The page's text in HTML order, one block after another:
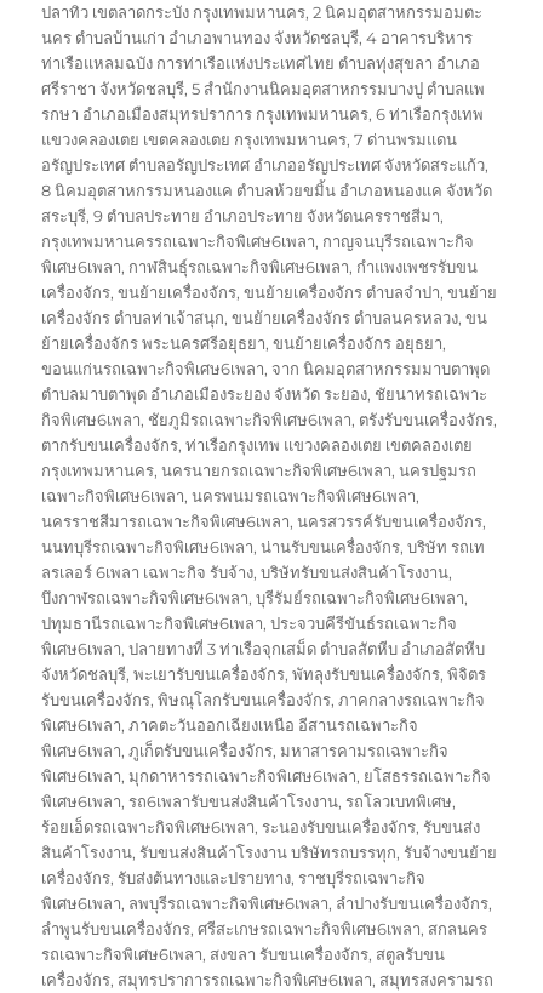
ปลาทิว เขตลาดกระบัง กรุงเทพมหานคร,2 นิคมอุตสาหกรรมอมตะ
นคร ตำบลบ้านเก่า อำเภอพานทอง จังหวัดชลบุรี,4 อาคารบริหาร
ท่าเรือแหลมฉบัง การท่าเรือแห่งประเทศไทย ตำบลทุ่งสุขลา อำเภอ
ศรีราชา จังหวัดชลบุรี,5 สำนักงานนิคมอุตสาหกรรมบางปู ตำบลแพ
รกษา อำเภอเมืองสมุทรปราการ กรุงเทพมหานคร,6 ท่าเรือกรุงเทพ
แขวงคลองเตย เขตคลองเตย กรุงเทพมหานคร,7 ด่านพรมแดน
อรัญประเทศ ตำบลอรัญประเทศ อำเภออรัญประเทศ จังหวัดสระแก้ว,
8 นิคมอุตสาหกรรมหนองแค ตำบลห้วยขมิ้น อำเภอหนองแค จังหวัด
สระบุรี,9 ตำบลประทาย อำเภอประทาย จังหวัดนครราชสีมา,
กรุงเทพมหานครรถเฉพาะกิจพิเศษ6เพลา, กาญจนบุรีรถเฉพาะกิจ
พิเศษ6เพลา, กาฬสินธุ์รถเฉพาะกิจพิเศษ6เพลา, กำแพงเพชรรับขน
เครื่องจักร,ขนย้ายเครื่องจักร,ขนย้ายเครื่องจักร ตำบลจำปา,ขนย้าย
เครื่องจักร ตำบลท่าเจ้าสนุก,ขนย้ายเครื่องจักร ตำบลนครหลวง,ขน
ย้ายเครื่องจักร พระนครศรีอยุธยา,ขนย้ายเครื่องจักร อยุธยา,
ขอนแก่นรถเฉพาะกิจพิเศษ6เพลา, จาก นิคมอุตสาหกรรมมาบตาพุด
ตำบลมาบตาพุด อำเภอเมืองระยอง จังหวัด ระยอง, ชัยนาทรถเฉพาะ
กิจพิเศษ6เพลา, ชัยภูมิรถเฉพาะกิจพิเศษ6เพลา, ตรังรับขนเครื่องจักร,
ตากรับขนเครื่องจักร,ท่าเรือกรุงเทพ แขวงคลองเตย เขตคลองเตย
กรุงเทพมหานคร,นครนายกรถเฉพาะกิจพิเศษ6เพลา,นครปฐมรถ
เฉพาะกิจพิเศษ6เพลา,นครพนมรถเฉพาะกิจพิเศษ6เพลา,
นครราชสีมารถเฉพาะกิจพิเศษ6เพลา,นครสวรรค์รับขนเครื่องจักร,
นนทบุรีรถเฉพาะกิจพิเศษ6เพลา,น่านรับขนเครื่องจักร,บริษัท รถเท
ลรเลอร์ 6เพลา เฉพาะกิจ รับจ้าง,บริษัทรับขนส่งสินค้าโรงงาน,
บึงกาฬรถเฉพาะกิจพิเศษ6เพลา,บุรีรัมย์รถเฉพาะกิจพิเศษ6เพลา,
ปทุมธานีรถเฉพาะกิจพิเศษ6เพลา,ประจวบคีรีขันธ์รถเฉพาะกิจ
พิเศษ6เพลา,ปลายทางที่ 3 ท่าเรือจุกเสม็ด ตำบลสัตหีบ อำเภอสัตหีบ
จังหวัดชลบุรี,พะเยารับขนเครื่องจักร,พัทลุงรับขนเครื่องจักร,พิจิตร
รับขนเครื่องจักร,พิษณุโลกรับขนเครื่องจักร,ภาคกลางรถเฉพาะกิจ
พิเศษ6เพลา,ภาคตะวันออกเฉียงเหนือ อีสานรถเฉพาะกิจ
พิเศษ6เพลา,ภูเก็ตรับขนเครื่องจักร,มหาสารคามรถเฉพาะกิจ
พิเศษ6เพลา,มุกดาหารรถเฉพาะกิจพิเศษ6เพลา, ยโสธรรถเฉพาะกิจ
พิเศษ6เพลา,รถ6เพลารับขนส่งสินค้าโรงงาน,รถโลวเบทพิเศษ,
ร้อยเอ็ดรถเฉพาะกิจพิเศษ6เพลา,ระนองรับขนเครื่องจักร,รับขนส่ง
สินค้าโรงงาน,รับขนส่งสินค้าโรงงาน บริษัทรถบรรทุก,รับจ้างขนย้าย
เครื่องจักร,รับส่งต้นทางและปรายทาง,ราชบุรีรถเฉพาะกิจ
พิเศษ6เพลา, ลพบุรีรถเฉพาะกิจพิเศษ6เพลา, ลำปางรับขนเครื่องจักร,
ลำพูนรับขนเครื่องจักร,ศรีสะเกษรถเฉพาะกิจพิเศษ6เพลา, สกลนคร
รถเฉพาะกิจพิเศษ6เพลา, สงขลา รับขนเครื่องจักร, สตูลรับขน
เครื่องจักร, สมุทรปราการรถเฉพาะกิจพิเศษ6เพลา, สมุทรสงครามรถ